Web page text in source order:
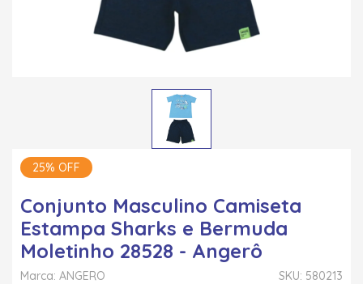
25% OFF
Conjunto Masculino Camiseta
Estampa Sharks e Bermuda
Moletinho 28528 - Angerô
SKU: 580213
Marca: ANGERO